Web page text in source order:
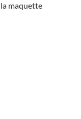
maquette